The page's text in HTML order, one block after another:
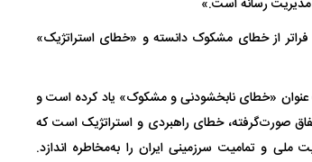
مدیریت رسانه است.»
فراتر از خطای مشکوک دانسته و «خطای استراتژیک»
عنوان «خطای نابخشودنی و مشکوک» یاد کرده است و
صورت‌گرفته، خطای راهبردی و استراتژیک است که
و تمامیت سرزمینی ایران را به‌مخاطره اندازد.